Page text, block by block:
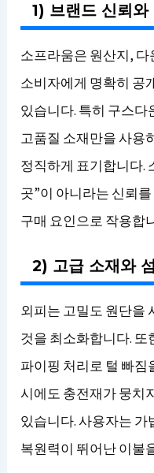
1) 브랜드 신뢰와
소프라움은 원산지, 다
소비자에게 명확히 공
있습니다. 특히 구스다
고품질 소재만을 사용
정직하게 표기합니다.
곳”이 아니라는 신뢰
구매 요인으로 작용합
2) 고급 소재와
외피는 고밀도 원단을
것을 최소화합니다. 또
파이핑 처리로 털 빠짐
시에도 충전재가 뭉치
있습니다. 사용자는
복원력이 뛰어난 이불